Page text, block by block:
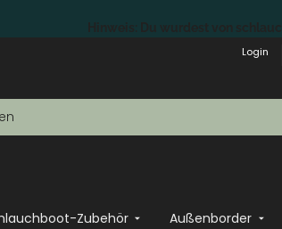
Login
Zubehör Außenborder